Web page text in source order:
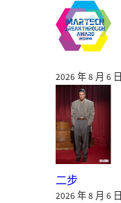
2026 年 8 月 6 日
二步
2026 年 8 月 6 日